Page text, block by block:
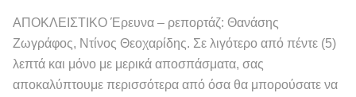
ΑΠΟΚΛΕΙΣΤΙΚΟ Έρευνα – ρεπορτάζ: Θανάσης
Ζωγράφος, Ντίνος Θεοχαρίδης. Σε λιγότερο από πέντε (5)
λεπτά και μόνο με μερικά αποσπάσματα, σας
αποκαλύπτουμε περισσότερα από όσα θα μπορούσατε να